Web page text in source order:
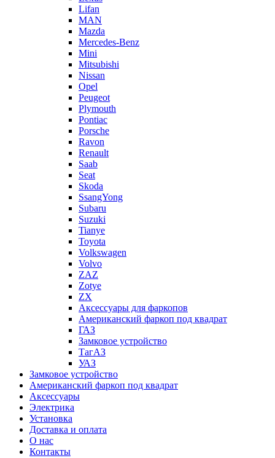
Lifan
MAN
Mazda
Mercedes-Benz
Mini
Mitsubishi
Nissan
Opel
Peugeot
Plymouth
Pontiac
Porsche
Ravon
Renault
Saab
Seat
Skoda
SsangYong
Subaru
Suzuki
Tianye
Toyota
Volkswagen
Volvo
ZAZ
Zotye
ZX
Аксессуары для фаркопов
Американский фаркоп под квадрат
ГАЗ
Замковое устройство
ТагАЗ
УАЗ
Замковое устройство
Американский фаркоп под квадрат
Аксессуары
Электрика
Установка
Доставка и оплата
О нас
Контакты